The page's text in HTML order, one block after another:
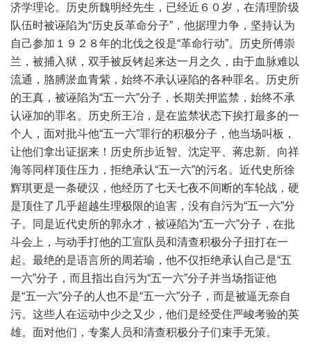
济学理论。历史所魏明经先生，已经近６０岁，在清理阶级
队伍时被诬陷为“历史反革命分子”，他据理力争，坚持认为
自己参加１９２８年的北伐之役是“革命行动”。历史所傅崇
兰，被捕入狱，双手被反铐起来达一月之久，由于血脉难以
流通，胳膊淤血青紫，始终不承认诬陷的各种罪名。历史所
的王真，被诬陷为“五一六”分子，长期关押监禁，始终不承
认诬加的罪名。历史所王冶，是在监禁状态下挨打最多的一
个人，面对批斗他“五一六”罪行的积极分子，他当场叫板，
让他们拿出证据来！历史所步近智、沈定平、蒋忠新、向祥
海等同样顶住压力，拒绝承认“五一六”的污名。近代史所徐
辉琪更是一条硬汉，他经历了七天七夜不间断的车轮战，硬
是顶住了几乎超越生理极限的迫害，没有自污为“五一六”分
子。同是近代史所的郭永才，被诬陷为“五一六”分子，在批
斗会上，与动手打他的工宣队员和清查积极分子扭打在一
起。最绝的是语言所的周若瑜，他不仅拒绝承认自己是“五
一六”分子，而且指出自污为“五一六”分子并当场指证他
是“五一六”分子的人也不是“五一六”分子，而是被逼无奈自
污。这些人在运动中少之又少，他们是经受住严峻考验的英
雄。面对他们，专案人员和清查积极分子们束手无策。